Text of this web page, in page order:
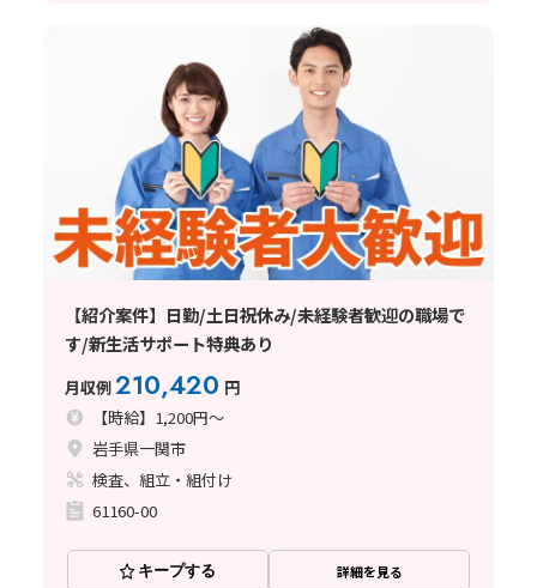
【紹介案件】日勤/土日祝休み/未経験者歓迎の職場で
す/新生活サポート特典あり
月収例210,420 円
【時給】1,200円～
岩手県一関市
検査、組立・組付け
61160-00
キープする 詳細を見る